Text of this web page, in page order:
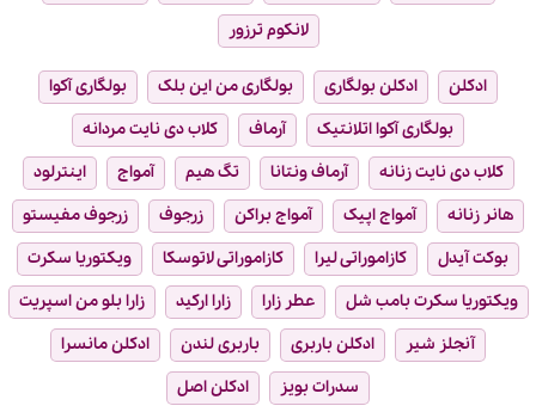
لانکوم ترزور
ادکلن ادکلن بولگاری بولگاری من این بلک
بولگاری آکوا
بولگاری آکوا اتلانتیک
آرماف
کلاب دی نایت مردانه
کلاب دی نایت زنانه
آرماف ونتانا تگ هیم آمواج
اینترلود
هانر زنانه
آمواج اپیک آمواج براکن زرجوف
زرجوف مفیستو
بوکت آیدل
کازاموراتی لیرا کازاموراتی لاتوسکا
ویکتوریا سکرت
ویکتوریا سکرت بامب شل
عطر زارا زارا ارکید
زارا بلو من اسپریت
آنجلز شیر
ادکلن باربری باربری لندن
ادکلن مانسرا
سدرات بویز
ادکلن اصل